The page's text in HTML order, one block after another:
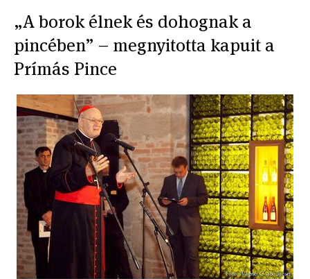
„A borok élnek és dohognak a
pincében” – megnyitotta kapuit a
Prímás Pince